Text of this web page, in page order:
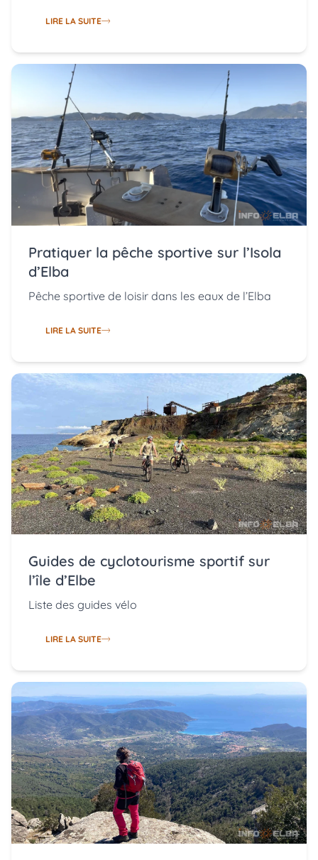
LIRE LA SUITE
Pratiquer la pêche sportive sur l’Isola
d’Elba
Pêche sportive de loisir dans les eaux de l’Elba
LIRE LA SUITE
Guides de cyclotourisme sportif sur
l’île d’Elbe
Liste des guides vélo
LIRE LA SUITE